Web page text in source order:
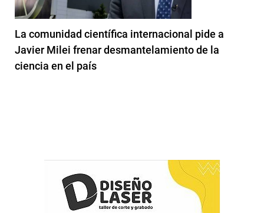
La comunidad científica internacional pide a
Javier Milei frenar desmantelamiento de la
ciencia en el país